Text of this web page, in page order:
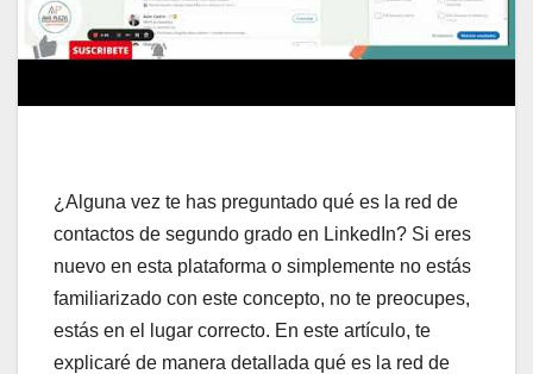
¿Alguna vez te has preguntado qué es la red de
contactos de segundo grado en LinkedIn? Si eres
nuevo en esta plataforma o simplemente no estás
familiarizado con este concepto, no te preocupes,
estás en el lugar correcto. En este artículo, te
explicaré de manera detallada qué es la red de